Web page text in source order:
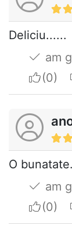
Deliciu......
am
I
O bunatate.
am
I